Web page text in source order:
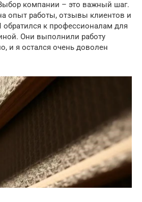
компании – это важный шаг.
опыт работы, отзывы клиентов и
к профессионалам для
Они выполнили работу
и я остался очень доволен